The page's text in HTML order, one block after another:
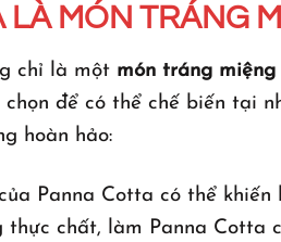
LÀ MÓN TRÁNG
chỉ là một món tráng miệng
để có thể chế biến tại
hoàn hảo:
Panna Cotta có thể
thực chất, làm Panna Cotta